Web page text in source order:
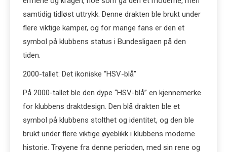
samtidig tidløst uttrykk. Denne drakten ble brukt under
flere viktige kamper, og for mange fans er den et
symbol på klubbens status i Bundesligaen på den
tiden.
2000-tallet: Det ikoniske “HSV-blå”
På 2000-tallet ble den dype “HSV-blå” en kjennemerke
for klubbens draktdesign. Den blå drakten ble et
symbol på klubbens stolthet og identitet, og den ble
brukt under flere viktige øyeblikk i klubbens moderne
historie. Trøyene fra denne perioden, med sin rene og